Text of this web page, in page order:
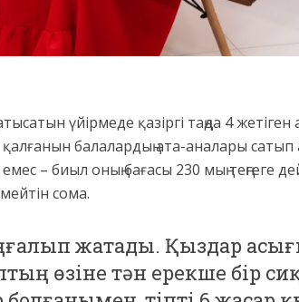
үйірмеде қазіргі таңда 4 жетіген
қалғанын балалардың ата-аналары
– биыл оның бағасы 230 мың теңгеге
сома.
жатады. Қыздар
өзіне тән ерекше бір